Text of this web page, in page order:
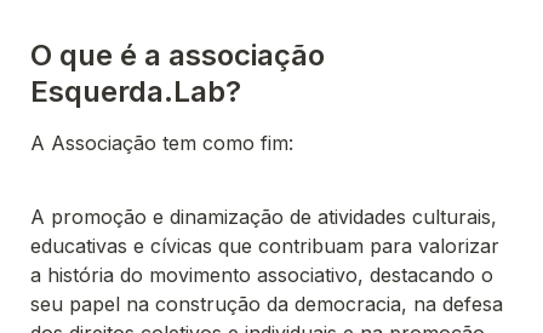
O que é a associação
Esquerda.Lab?
A promoção e dinamização de atividades culturais,
educativas e cívicas que contribuam para valorizar
a história do movimento associativo, destacando o
seu papel na construção da democracia, na defesa